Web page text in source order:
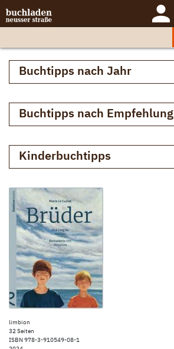
Buchtipps nach Jahr
Buchtipps nach Empfehlung
Kinderbuchtipps
limbion
32 Seiten
ISBN 978-3-910549-08-1